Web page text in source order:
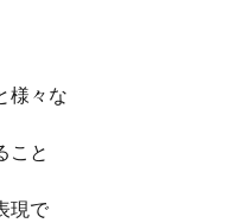
様々な
こと
現で